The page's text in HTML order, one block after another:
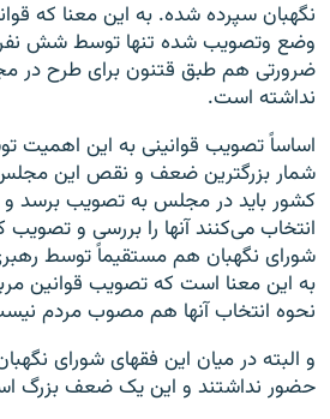
نگهبان سپرده شده. به این معنا که
وضع وتصویب شده تنها توسط شش
ضرورتی هم طبق قتنون برای طرح در
نداشته است.
اساسا‌ً تصویب قوانینی به این
شمار بزرگترین ضعف و نقص این
کشور باید در مجلس به تصویب برسد و
انتخاب می‌کنند آنها را بررسی و تصویب
شورای نگهبان هم مستقیما‌ً توسط
به این معنا است که تصویب قوانین
نحوه انتخاب آنها هم مصوب مردم
و البته در میان این فقهای شورای
حضور نداشتند و این یک ضعف بزرگ